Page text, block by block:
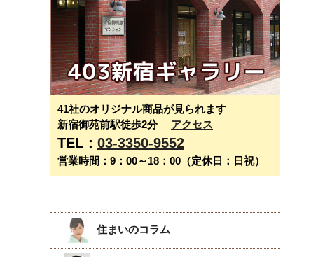
41社のオリジナル商品が見られます
新宿御苑前駅徒歩2分 アクセス
TEL： 03-3350-9552
営業時間：9：00～18：00（定休日：日祝）
住まいのコラム